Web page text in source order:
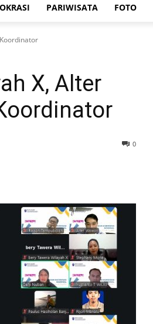
PARIWISATA FOTO
X, Alter
0